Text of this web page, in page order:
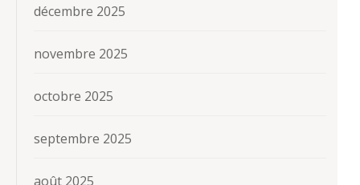
décembre 2025
novembre 2025
octobre 2025
septembre 2025
août 2025